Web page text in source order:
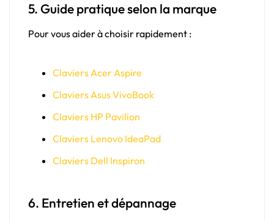
5. Guide pratique selon la marque
Pour vous aider à choisir rapidement :
Claviers Acer Aspire
Claviers Asus VivoBook
Claviers HP Pavilion
Claviers Lenovo IdeaPad
Claviers Dell Inspiron
6. Entretien et dépannage